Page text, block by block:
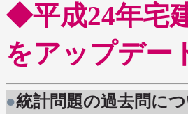
◆平成24年宅
をアップデ
●統計問題の過去問に